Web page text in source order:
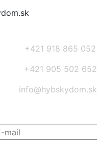
+421 918 865 052
+421 905 502 652
info@hybskydom.sk